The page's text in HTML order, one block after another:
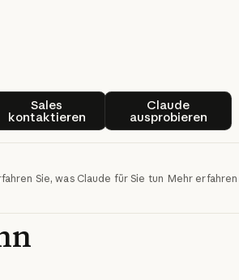
Sales
kontaktieren
Sales kontaktierenClaude
ausprobieren
Claude
Sie, was Claude für Sie tun kannMehr erfahren